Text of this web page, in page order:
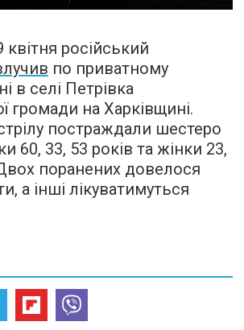
російський
по приватному
в селі Петрівка
громади на Харківщині.
постраждали шестеро
60, 33, 53 років та жінки 23,
поранених довелося
а інші лікуватимуться